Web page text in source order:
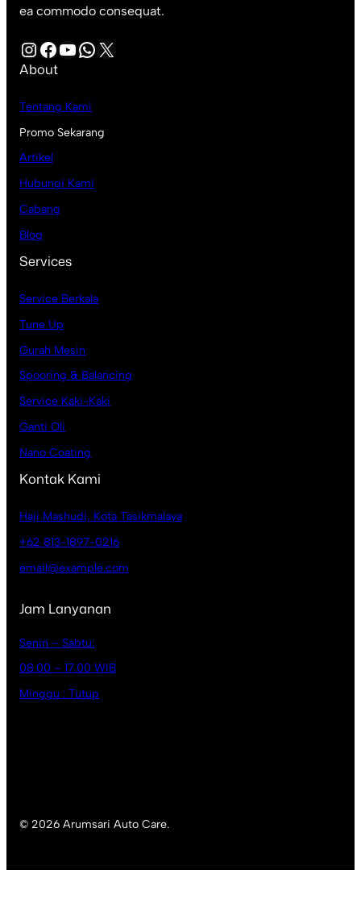
ea commodo consequat.
InstagramFacebook YouTube WhatsApp X
About
Tentang Kami
Promo Sekarang
Artikel
Hubungi Kami
Cabang
Blog
Services
Service Berkala
Tune Up
Gurah Mesin
Spooring & Balancing
Service Kaki-Kaki
Ganti Oli
Nano Coating
Kontak Kami
Haji Mashudi, Kota Tasikmalaya
+62 813-1897-0216
email@example.com
Jam Lanyanan
Senin – Sabtu:
08.00 – 17.00 WIB
Minggu : Tutup
© 2026 Arumsari Auto Care.